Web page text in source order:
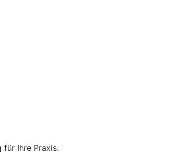
für Ihre Praxis.